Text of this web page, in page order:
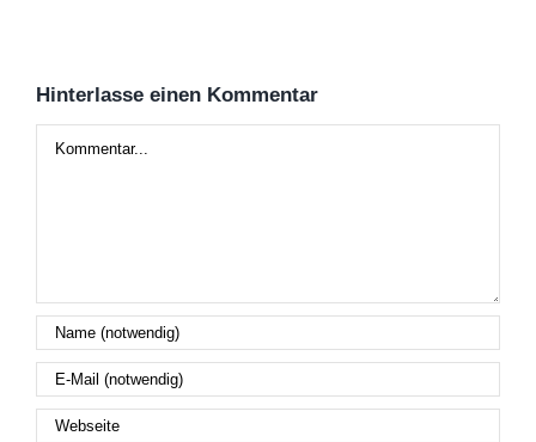
Hinterlasse einen Kommentar